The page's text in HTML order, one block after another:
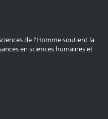
de l'Homme soutient la
en sciences humaines et